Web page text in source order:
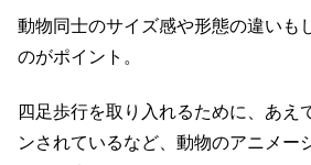
動物同士のサイズ感や形態の違いも
のがポイント。
四足歩行を取り入れるために、あえ
ンされているなど、動物のアニメー